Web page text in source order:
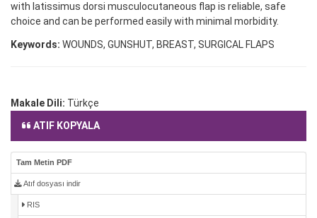
with latissimus dorsi musculocutaneous flap is reliable, safe
choice and can be performed easily with minimal morbidity.
Keywords: WOUNDS, GUNSHUT, BREAST, SURGICAL FLAPS
Makale Dili: Türkçe
ATIF KOPYALA
Tam Metin PDF
Atıf dosyası indir
RIS